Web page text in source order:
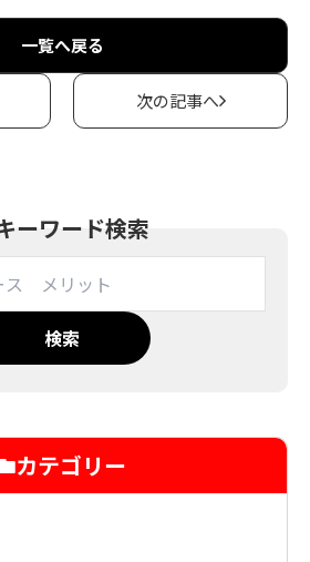
一覧へ戻る
次の記事へ
ーワード検索
検索
カテゴリー